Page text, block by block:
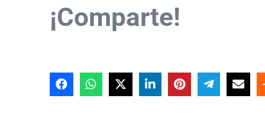
¡Comparte!